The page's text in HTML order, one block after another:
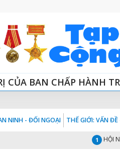
CỦA BAN CHẤP HÀNH
NINH - ĐỐI NGOẠI THẾ GIỚI: VẤN ĐỀ
HỘI NGHỊ